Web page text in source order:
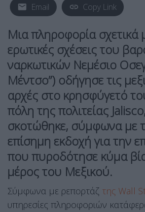
Email Copy Link
Μια πληροφορία σχετικά
ερωτικές σχέσειςτου
ναρκωτικών Νεμέσιο
Μέντσο”) οδήγησε τις
αρχές στο κρησφύγετό
πόλη της πολιτείας Jalisco
σκοτώθηκε, σύμφωνα με
επίσημη εκδοχή για την
που πυροδότησε κύμα
μέρος του Μεξικού.
Σύμφωνα με ρεπορτάζ της Wall
υπηρεσίες πληροφοριών